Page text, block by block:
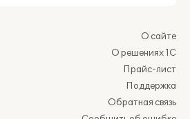
О сайте
О решениях 1С
Прайс-лист
Поддержка
Обратная связь